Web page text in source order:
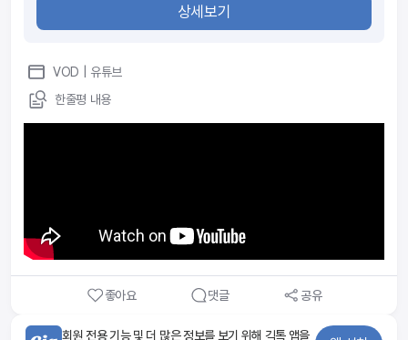
상세보기
VOD | 유튜브
한줄평 내용
좋아요 댓글 공유
회원 전용 기능 및 더 많은 정보를 보기 위해 긱톡 앱을